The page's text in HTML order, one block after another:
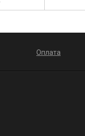
Оплата